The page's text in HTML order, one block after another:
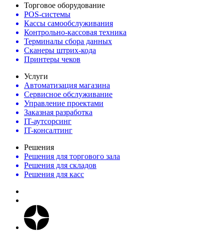
Торговое оборудование
POS-системы
Кассы самообслуживания
Контрольно-кассовая техника
Терминалы сбора данных
Сканеры штрих-кода
Принтеры чеков
Услуги
Автоматизация магазина
Сервисное обслуживание
Управление проектами
Заказная разработка
IT-аутсорсинг
IT-консалтинг
Решения
Решения для торгового зала
Решения для складов
Решения для касс